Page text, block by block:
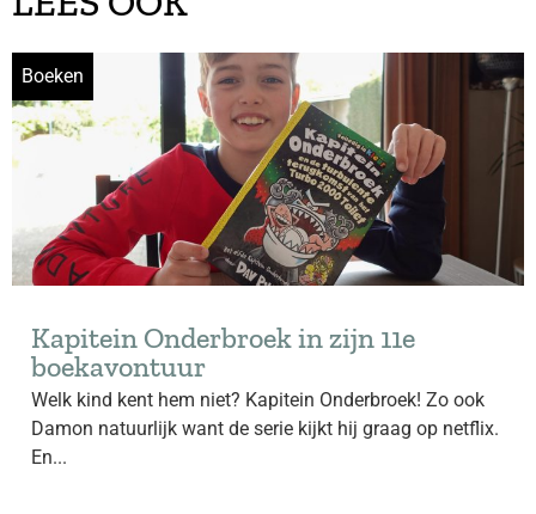
Boeken
Kapitein Onderbroek in zijn 11e
boekavontuur
Welk kind kent hem niet? Kapitein Onderbroek! Zo ook
Damon natuurlijk want de serie kijkt hij graag op netflix.
En...